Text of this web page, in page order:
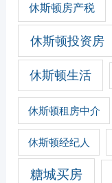
休斯顿房产税
休斯顿投资房
休斯顿生活
休斯顿租房中介
休斯顿经纪人
糖城买房